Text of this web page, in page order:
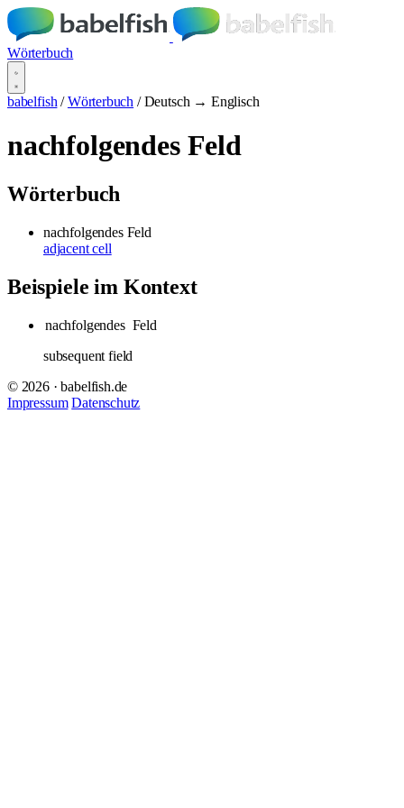
Wörterbuch
babelfish / Wörterbuch / Deutsch → Englisch
nachfolgendes Feld
Wörterbuch
nachfolgendes Feld
adjacent cell
Beispiele im Kontext
nachfolgendes Feld
subsequent field
© 2026 · babelfish.de
Impressum Datenschutz